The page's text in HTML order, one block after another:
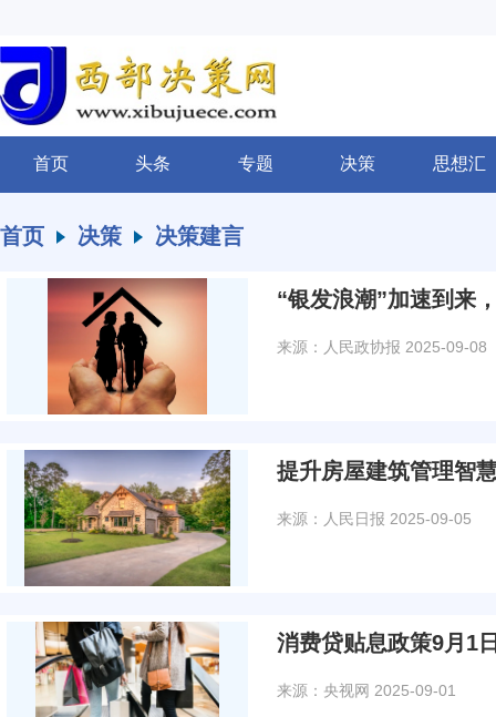
首页 头条 专题 决策 思想汇
首页 决策 决策建言
“银发浪潮”加速到来
来源：人民政协报 2025-09-08
提升房屋建筑管理智
来源：人民日报 2025-09-05
消费贷贴息政策9月1
来源：央视网 2025-09-01